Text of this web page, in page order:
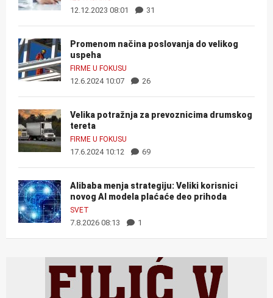
12.12.2023 08:01 31
Promenom načina poslovanja do velikog
uspeha
FIRME U FOKUSU
12.6.2024 10:07 26
Velika potražnja za prevoznicima drumskog
tereta
FIRME U FOKUSU
17.6.2024 10:12 69
Alibaba menja strategiju: Veliki korisnici
novog AI modela plaćaće deo prihoda
SVET
7.8.2026 08:13 1